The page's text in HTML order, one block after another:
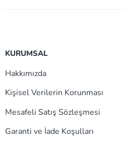
KURUMSAL
Hakkımızda
Kişisel Verilerin Korunması
Mesafeli Satış Sözleşmesi
Garanti ve İade Koşulları